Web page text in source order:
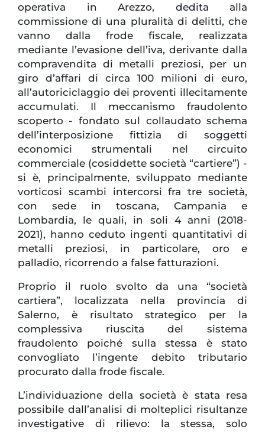
operativa in Arezzo, dedita alla
commissione di una pluralità di delitti, che
vanno dalla frode fiscale, realizzata
mediante l’evasione dell’iva, derivante dalla
compravendita di metalli preziosi, per un
giro d’affari di circa 100 milioni di euro,
all’autoriciclaggio dei proventi illecitamente
accumulati. Il meccanismo fraudolento
scoperto - fondato sul collaudato schema
dell’interposizione fittizia di soggetti
economici strumentali nel circuito
commerciale (cosiddette società “cartiere”) -
si è, principalmente, sviluppato mediante
vorticosi scambi intercorsi fra tre società,
con sede in toscana, Campania e
Lombardia, le quali, in soli 4 anni (2018-
2021), hanno ceduto ingenti quantitativi di
metalli preziosi, in particolare, oro e
palladio, ricorrendo a false fatturazioni.
Proprio il ruolo svolto da una “società
cartiera”, localizzata nella provincia di
Salerno, è risultato strategico per la
complessiva riuscita del sistema
fraudolento poiché sulla stessa è stato
convogliato l’ingente debito tributario
procurato dalla frode fiscale.
L’individuazione della società è stata resa
possibile dall’analisi di molteplici risultanze
investigative di rilievo: la stessa, solo